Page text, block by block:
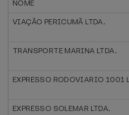
NOME
VIAÇÃO PERICUMÃ LTDA.
TRANSPORTE MARINA LTDA.
EXPRESSO RODOVIARIO 1001
EXPRESSO SOLEMAR LTDA.